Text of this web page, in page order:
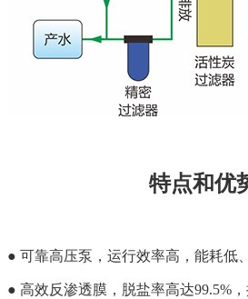
特点和优
● 可靠高压泵，运行效率高，能耗低
● 高效反渗透膜，脱盐率高达99.5%